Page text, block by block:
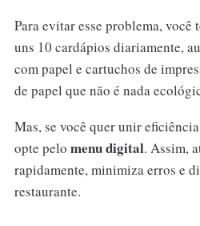
Para evitar esse problema,
uns 10 cardápios diariamente,
com papel e cartuchos de
de papel que não é nada
Mas, se você quer unir
opte pelo menu digital. Assim,
rapidamente, minimiza erros e
restaurante.